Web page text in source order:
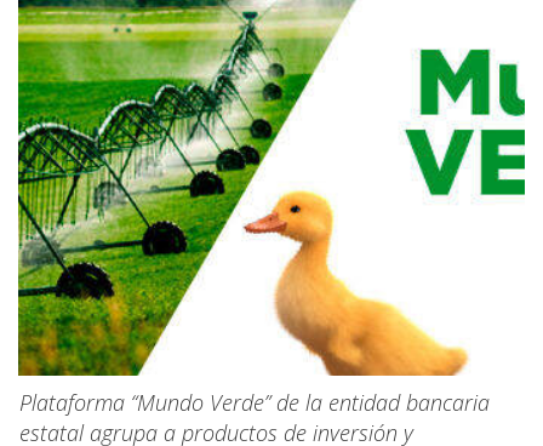
Plataforma “Mundo Verde” de la entidad bancaria
estatal agrupa a productos de inversión y